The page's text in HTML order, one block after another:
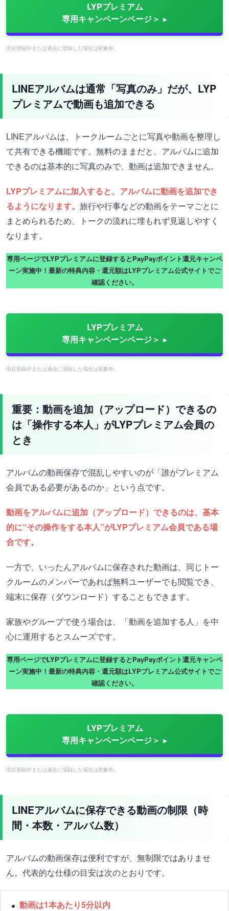
LYPプレミアム
専用キャンペーンページ＞
現在登録中または過去に登録した場合は対象外。
LINEアルバムは通常「写真のみ」だが、LYP
プレミアムで動画も追加できる
LINEアルバムは、トークルームごとに写真や動画を整理し
て共有できる機能です。無料のままだと、アルバムに追加
できるのは基本的に写真のみで、動画は追加できません。
LYPプレミアムに加入すると、アルバムに動画を追加でき
るようになります。 旅行や行事などの動画をテーマごとに
まとめられるため、トークの流れに埋もれず見返しやすく
なります。
専用ページでLYPプレミアムに登録するとPayPayポイント還元キャンペ
ーン実施中！最新の特典内容・還元額はLYPプレミアム公式サイトでご
確認ください。
LYPプレミアム
専用キャンペーンページ＞
現在登録中または過去に登録した場合は対象外。
重要：動画を追加（アップロード）できるの
は「操作する本人」がLYPプレミアム会員の
とき
アルバムの動画保存で混乱しやすいのが「誰がプレミアム
会員である必要があるのか」という点です。
動画をアルバムに追加（アップロード）できるのは、基本
的に“その操作をする本人”がLYPプレミアム会員である場
合です。
一方で、いったんアルバムに保存された動画は、同じトー
クルームのメンバーであれば無料ユーザーでも閲覧でき、
端末に保存（ダウンロード）することもできます。
家族やグループで使う場合は、「動画を追加する人」を中
心に運用するとスムーズです。
専用ページでLYPプレミアムに登録するとPayPayポイント還元キャンペ
ーン実施中！最新の特典内容・還元額はLYPプレミアム公式サイトでご
確認ください。
LYPプレミアム
専用キャンペーンページ＞
現在登録中または過去に登録した場合は対象外。
LINEアルバムに保存できる動画の制限（時
間・本数・アルバム数）
アルバムの動画保存は便利ですが、無制限ではありませ
ん。代表的な仕様の目安は次のとおりです。
動画は1本あたり5分以内